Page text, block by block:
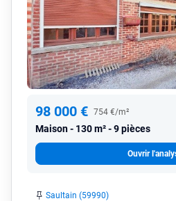
98 000 € 754 €/m²
Maison 130 m² - 9 pièces
Ouvrir
Saultain (59990)